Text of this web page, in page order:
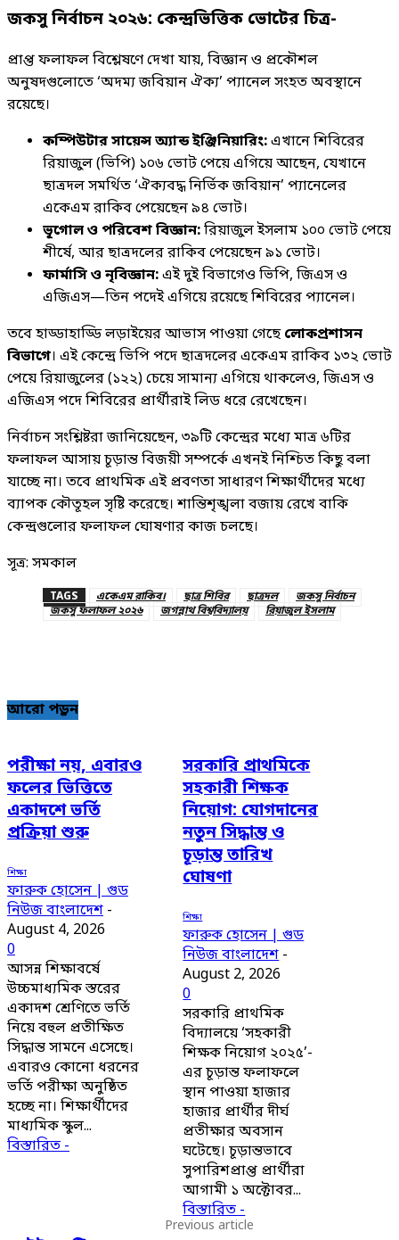
জকসু নির্বাচন ২০২৬: কেন্দ্রভিত্তিক ভোটের চিত্র-
প্রাপ্ত ফলাফল বিশ্লেষণে দেখা যায়, বিজ্ঞান ও প্রকৌশল
অনুষদগুলোতে ‘অদম্য জবিয়ান ঐক্য’ প্যানেল সংহত অবস্থানে
রয়েছে।
কম্পিউটার সায়েন্স অ্যান্ড ইঞ্জিনিয়ারিং:এখানে শিবিরের
রিয়াজুল (ভিপি) ১০৬ ভোট পেয়ে এগিয়ে আছেন, যেখানে
ছাত্রদল সমর্থিত ‘ঐক্যবদ্ধ নির্ভিক জবিয়ান’ প্যানেলের
একেএম রাকিব পেয়েছেন ৯৪ ভোট।
ভূগোল ও পরিবেশ বিজ্ঞান:রিয়াজুল ইসলাম ১০০ ভোট পেয়ে
শীর্ষে, আর ছাত্রদলের রাকিব পেয়েছেন ৯১ ভোট।
ফার্মাসি ও নৃবিজ্ঞান:এই দুই বিভাগেও ভিপি, জিএস ও
এজিএস—তিন পদেই এগিয়ে রয়েছে শিবিরের প্যানেল।
তবে হাড্ডাহাড্ডি লড়াইয়ের আভাস পাওয়া গেছেলোকপ্রশাসন
বিভাগে। এই কেন্দ্রে ভিপি পদে ছাত্রদলের একেএম রাকিব ১৩২ ভোট
পেয়ে রিয়াজুলের (১২২) চেয়ে সামান্য এগিয়ে থাকলেও, জিএস ও
এজিএস পদে শিবিরের প্রার্থীরাই লিড ধরে রেখেছেন।
নির্বাচন সংশ্লিষ্টরা জানিয়েছেন, ৩৯টি কেন্দ্রের মধ্যে মাত্র ৬টির
ফলাফল আসায় চূড়ান্ত বিজয়ী সম্পর্কে এখনই নিশ্চিত কিছু বলা
যাচ্ছে না। তবে প্রাথমিক এই প্রবণতা সাধারণ শিক্ষার্থীদের মধ্যে
ব্যাপক কৌতূহল সৃষ্টি করেছে। শান্তিশৃঙ্খলা বজায় রেখে বাকি
কেন্দ্রগুলোর ফলাফল ঘোষণার কাজ চলছে।
সূত্র: সমকাল
TAGS একেএম রাকিব। ছাত্র শিবির ছাত্রদল
জকসু নির্বাচন
জকসু ফলাফল ২০২৬
জগন্নাথ বিশ্ববিদ্যালয় রিয়াজুল ইসলাম
আরো পড়ুন
পরীক্ষা নয়, এবারও
ফলের ভিত্তিতে
একাদশে ভর্তি
প্রক্রিয়া শুরু
শিক্ষা
ফারুক হোসেন | গুড
নিউজ বাংলাদেশ -
August 4, 2026
0
আসন্ন শিক্ষাবর্ষে
উচ্চমাধ্যমিক স্তরের
একাদশ শ্রেণিতে ভর্তি
নিয়ে বহুল প্রতীক্ষিত
সিদ্ধান্ত সামনে এসেছে।
এবারও কোনো ধরনের
ভর্তি পরীক্ষা অনুষ্ঠিত
হচ্ছে না। শিক্ষার্থীদের
মাধ্যমিক স্কুল...
বিস্তারিত -
সরকারি প্রাথমিকে
সহকারী শিক্ষক
নিয়োগ: যোগদানের
নতুন সিদ্ধান্ত ও
চূড়ান্ত তারিখ
ঘোষণা
শিক্ষা
ফারুক হোসেন | গুড
নিউজ বাংলাদেশ -
August 2, 2026
0
সরকারি প্রাথমিক
বিদ্যালয়ে ‘সহকারী
শিক্ষক নিয়োগ ২০২৫’-
এর চূড়ান্ত ফলাফলে
স্থান পাওয়া হাজার
হাজার প্রার্থীর দীর্ঘ
প্রতীক্ষার অবসান
ঘটেছে। চূড়ান্তভাবে
সুপারিশপ্রাপ্ত প্রার্থীরা
আগামী ১ অক্টোবর...
বিস্তারিত -
Previous article